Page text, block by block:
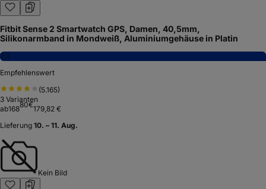
Fitbit Sense 2 Smartwatch GPS, Damen, 40,5mm,
Silikonarmband in Mondweiß, Aluminiumgehäuse in Platin
7,3
Empfehlenswert
(5.165)
3 Varianten
ab16880€179,82 €
Lieferung 10. – 11. Aug.
Kein Bild